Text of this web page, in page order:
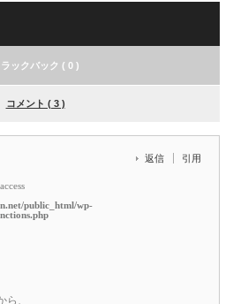
ラックバック ( 0 )
コメント ( 3 )
public_html/wp-
返信 引用
、